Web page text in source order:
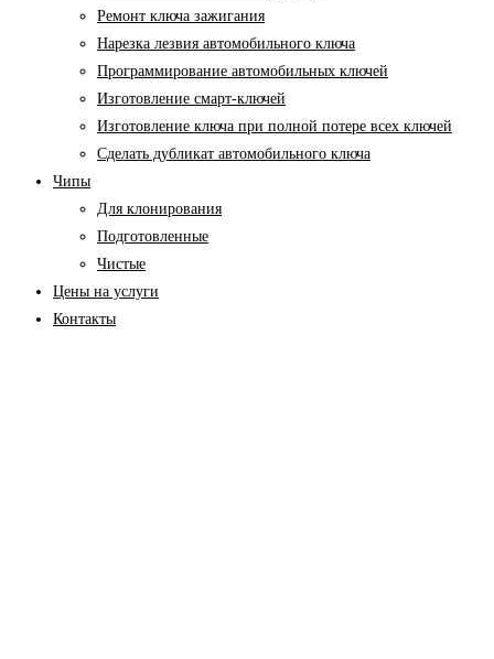
Ремонт ключа зажигания
Нарезка лезвия автомобильного ключа
Программирование автомобильных ключей
Изготовление смарт-ключей
Изготовление ключа при полной потере всех ключей
Cделать дубликат автомобильного ключа
Чипы
Для клонирования
Подготовленные
Чистые
Цены на услуги
Контакты